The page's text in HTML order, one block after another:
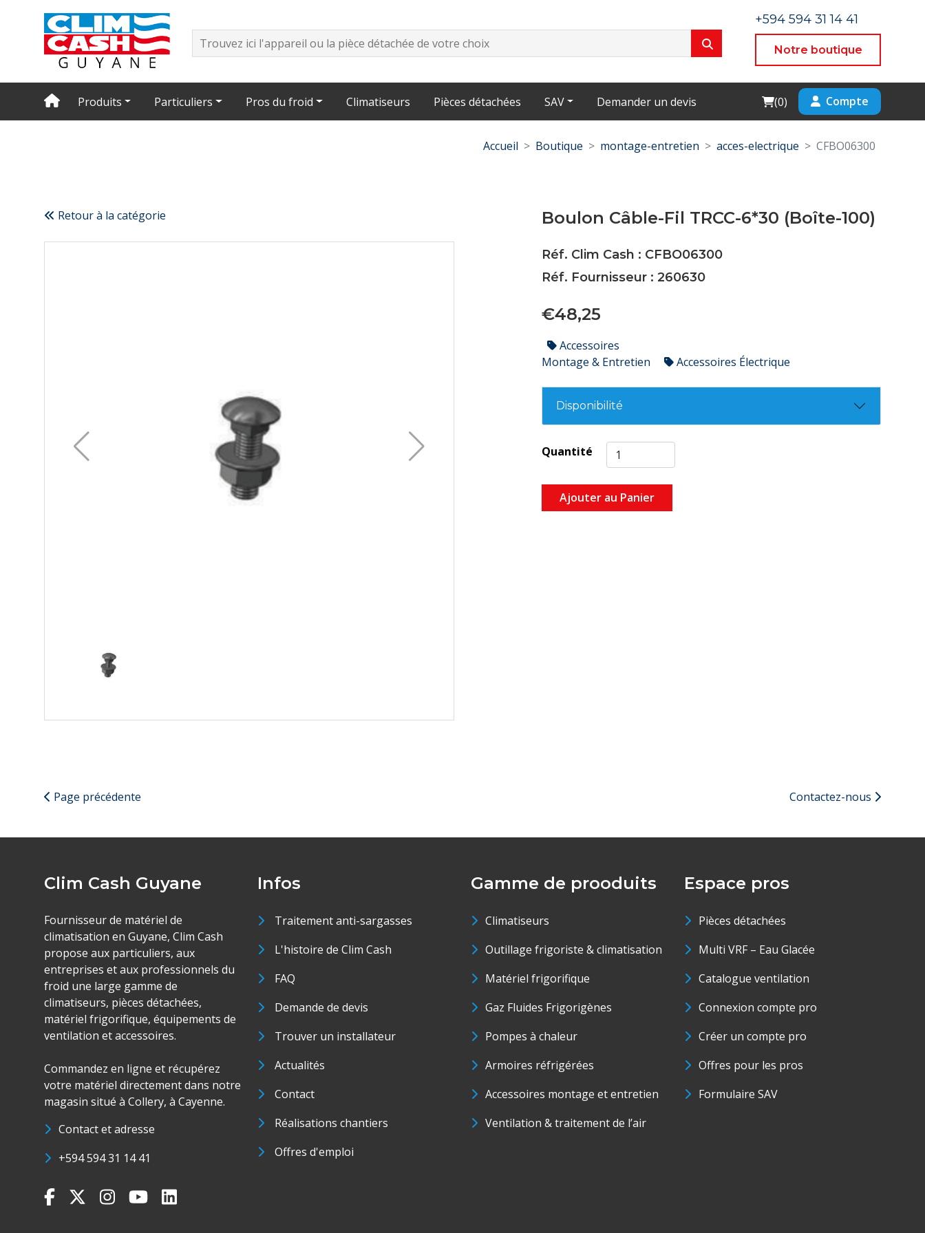
+594 594 31 14 41
Notre boutique
Produits Particuliers Pros du froid Climatiseurs Pièces détachées SAV Demander un devis Cart
(0) Compte
Accueil Boutique montage-entretien acces-electrique CFBO06300
Retour à la catégorie Boulon Câble-Fil TRCC-6*30 (Boîte-100)
Réf. Clim Cash : CFBO06300
Réf. Fournisseur : 260630
€48,25
Accessoires
Montage & Entretien
Accessoires Électrique
Disponibilité
Quantité
Ajouter au Panier
Page précédente Contactez-nous
Clim Cash Guyane
Fournisseur de matériel de
climatisation en Guyane, Clim Cash
propose aux particuliers, aux
entreprises et aux professionnels du
froid une large gamme de
climatiseurs, pièces détachées,
matériel frigorifique, équipements de
ventilation et accessoires.
Commandez en ligne et récupérez
votre matériel directement dans notre
magasin situé à Collery, à Cayenne.
Contact et adresse
+594 594 31 14 41
Infos
Traitement anti-sargasses
L'histoire de Clim Cash
FAQ
Demande de devis
Trouver un installateur
Actualités
Contact
Réalisations chantiers
Offres d'emploi
Gamme de prooduits
Climatiseurs
Outillage frigoriste & climatisation
Matériel frigorifique
Gaz Fluides Frigorigènes
Pompes à chaleur
Armoires réfrigérées
Accessoires montage et entretien
Ventilation & traitement de l’air
Espace pros
Pièces détachées
Multi VRF – Eau Glacée
Catalogue ventilation
Connexion compte pro
Créer un compte pro
Offres pour les pros
Formulaire SAV